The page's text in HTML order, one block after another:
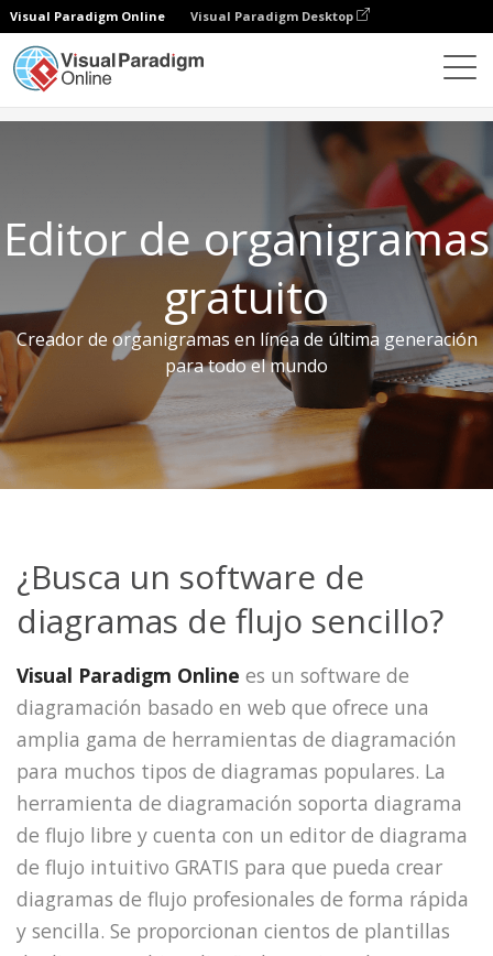
Visual Paradigm Online Visual Paradigm Desktop
Editor de organigramas
gratuito
Creador de organigramas en línea de última generación
para todo el mundo
¿Busca un software de
diagramas de flujo sencillo?
Visual Paradigm Online es un software de
diagramación basado en web que ofrece una
amplia gama de herramientas de diagramación
para muchos tipos de diagramas populares. La
herramienta de diagramación soporta diagrama
de flujo libre y cuenta con un editor de diagrama
de flujo intuitivo GRATIS para que pueda crear
diagramas de flujo profesionales de forma rápida
y sencilla. Se proporcionan cientos de plantillas